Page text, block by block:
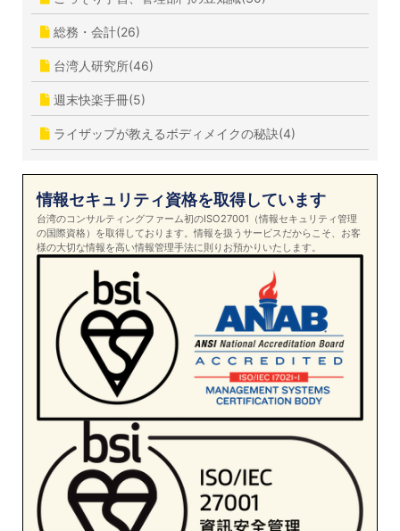
総務・会計(26)
台湾人研究所(46)
週末快楽手冊(5)
ライザップが教えるボディメイクの秘訣(4)
情報セキュリティ資格を取得しています
台湾のコンサルティングファーム初のISO27001（情報セキュリティ管理
の国際資格）を取得しております。情報を扱うサービスだからこそ、お客
様の大切な情報を高い情報管理手法に則りお預かりいたします。